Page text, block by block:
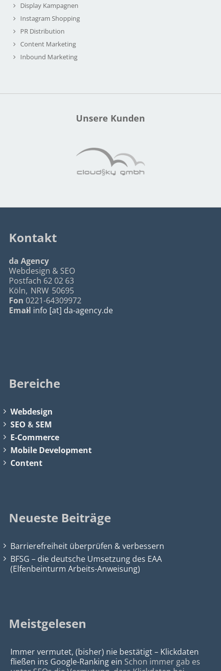
Display Kampagnen
Instagram Shopping
PR Distribution
Content Marketing
Inbound Marketing
Unsere Kunden
Kontakt
da Agency
Webdesign & SEO
Postfach 62 02 63
Köln, NRW 50695
Fon 0221-64309972
Email info [at] da-agency.de
Bereiche
Webdesign
SEO &SEM
E-Commerce
Mobile Development
Content
Neueste Beiträge
Barrierefreiheit überprüfen & verbessern
BFSG – die deutsche Umsetzung des EAA
(Elfenbeinturm Arbeits-Anweisung)
Meistgelesen
Immer vermutet, (bisher) nie bestätigt – Klickdaten
fließen ins Google-Ranking ein Schon immer gab es